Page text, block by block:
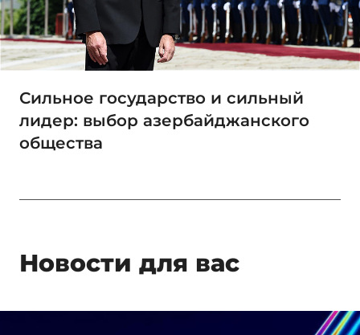
Сильное государство и сильный
лидер: выбор азербайджанского
общества
Новости для вас